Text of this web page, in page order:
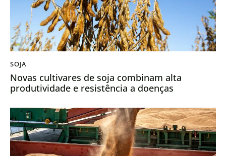
SOJA
Novas cultivares de soja combinam alta
produtividade e resistência a doenças